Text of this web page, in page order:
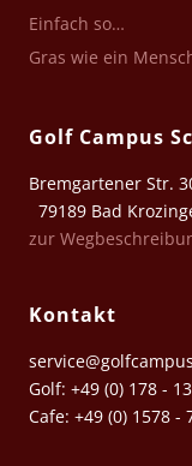
Einfach so…
Gras wie ein
Golf Campus
Bremgartener Str.
79189 Bad
zur
Kontakt
Golf: +49 (0) 178 -
Cafe: +49 (0) 1578 -